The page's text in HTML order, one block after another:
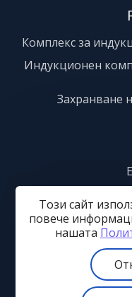
Комплекс за
Индукционен
Захранване
Този сайт
повече
нашaтa